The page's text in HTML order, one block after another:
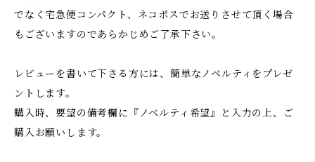
でなく宅急便コンパクト、ネコポスでお送りさせて頂く場合
もございますのであらかじめご了承下さい。
レビューを書いて下さる方には、簡単なノベルティをプレゼ
ントします。
購入時、要望の備考欄に『ノベルティ希望』と入力の上、ご
購入お願いします。